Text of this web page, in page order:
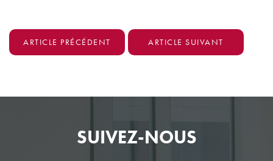
ARTICLE PRÉCÉDENT ARTICLE SUIVANT
SUIVEZ-NOUS